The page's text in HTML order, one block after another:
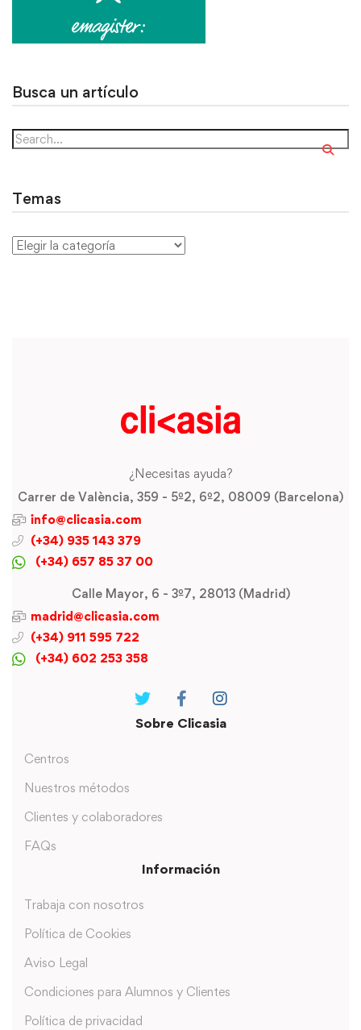
Busca un artículo
Temas
¿Necesitas ayuda?
Carrer de València, 359 - 5º2, 6º2, 08009 (Barcelona)
info@clicasia.com
(+34) 935 143 379
(+34) 657 85 37 00
Calle Mayor, 6 - 3º7, 28013 (Madrid)
madrid@clicasia.com
(+34) 911 595 722
(+34) 602 253 358
Sobre Clicasia
Centros
Nuestros métodos
Clientes y colaboradores
FAQs
Información
Trabaja con nosotros
Política de Cookies
Aviso Legal
Condiciones para Alumnos y Clientes
Política de privacidad